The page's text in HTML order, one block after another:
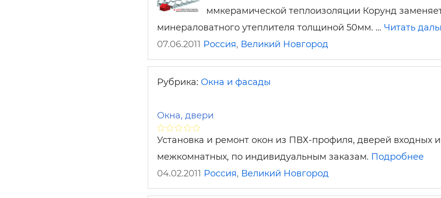
ммкерамической теплоизоляции Корунд
минераловатного утеплителя толщиной 50мм. … Читать
07.06.2011 Россия, Великий Новгород
Рубрика: Окна и фасады
Окна, двери
Установка и ремонт окон из ПВХ-профиля, дверей входных и
межкомнатных, по индивидуальным заказам. Подробнее
04.02.2011 Россия, Великий Новгород